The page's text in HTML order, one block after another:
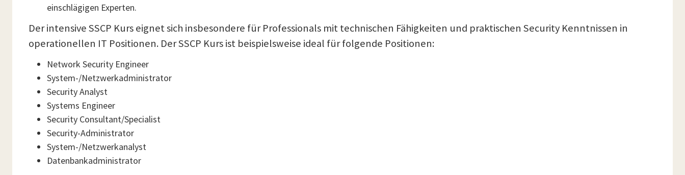
einschlägigen Experten.
Der intensive SSCP Kurs eignet sich insbesondere für Professionals mit technischen Fähigkeiten und praktischen Security Kenntnissen in
operationellen IT Positionen. Der SSCP Kurs ist beispielsweise ideal für folgende Positionen:
Network Security Engineer
System-/Netzwerkadministrator
Security Analyst
Systems Engineer
Security Consultant/Specialist
Security-Administrator
System-/Netzwerkanalyst
Datenbankadministrator